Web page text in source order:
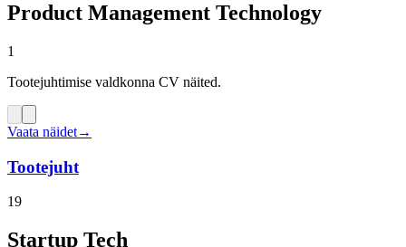
Product Management Technology
1
Tootejuhtimise valdkonna CV näited.
Vaata näidet→
Tootejuht
19
Startup Tech